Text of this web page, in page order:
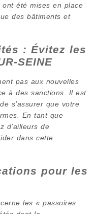
été mises en place
des bâtiments et
: Évitez les
SEINE
pas aux nouvelles
à des sanctions. Il est
s’assurer que votre
En tant que
d’ailleurs de
dans cette
pour les
les « passoires